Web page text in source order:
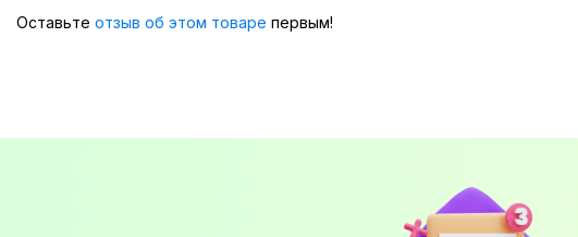
Оставьте отзыв об этом товаре первым!